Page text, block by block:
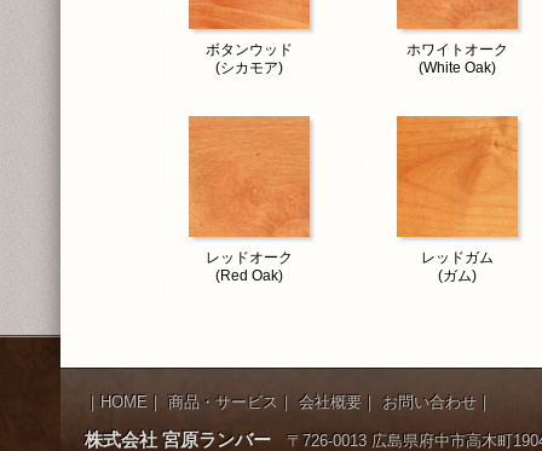
ボタンウッド
(シカモア)
ホワイトオーク
(White Oak)
レッドオーク
(Red Oak)
レッドガム
(ガム)
｜ HOME ｜ 商品・サービス ｜会社概要 ｜ お問い合わせ ｜
株式会社 宮原ランバー 〒726-0013 広島県府中市高木町